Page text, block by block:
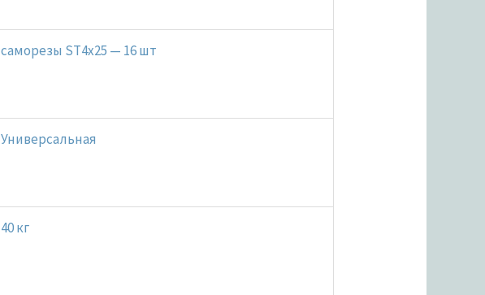
саморезы ST4x25 — 16 шт
Универсальная
40 кг